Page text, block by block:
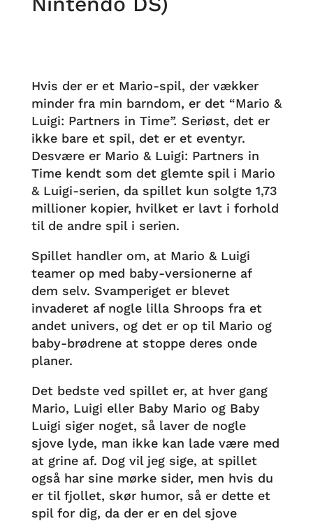
Hvis der er et Mario-spil, der vækker
minder fra min barndom, er det “Mario &
Luigi: Partners in Time”. Seriøst, det er
ikke bare et spil, det er et eventyr.
Desvære er Mario & Luigi: Partners in
Time kendt som det glemte spil i Mario
& Luigi-serien, da spillet kun solgte 1,73
millioner kopier, hvilket er lavt i forhold
til de andre spil i serien.
Spillet handler om, at Mario & Luigi
teamer op med baby-versionerne af
dem selv. Svamperiget er blevet
invaderet af nogle lilla Shroops fra et
andet univers, og det er op til Mario og
baby-brødrene at stoppe deres onde
planer.
Det bedste ved spillet er, at hver gang
Mario, Luigi eller Baby Mario og Baby
Luigi siger noget, så laver de nogle
sjove lyde, man ikke kan lade være med
at grine af. Dog vil jeg sige, at spillet
også har sine mørke sider, men hvis du
er til fjollet, skør humor, så er dette et
spil for dig, da der er en del sjove